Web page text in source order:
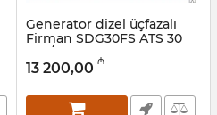
Generator dizel üçfazalı
Firman SDG30FS ATS 30
kVa/24 kVt
Artikul: 022001031
13 200,00 ₼